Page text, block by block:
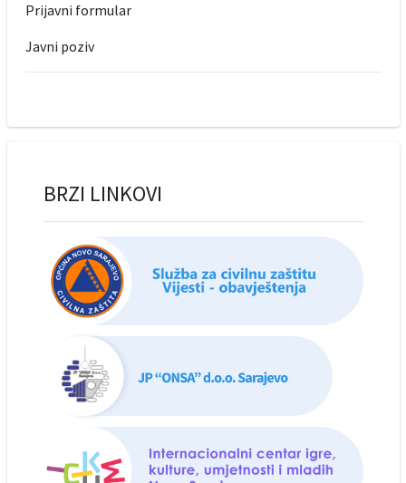
Prijavni formular
Javni poziv
BRZI LINKOVI